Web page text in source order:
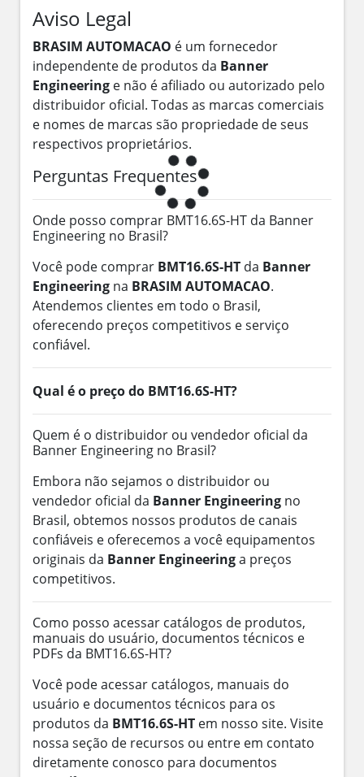
Aviso Legal
BRASIM AUTOMACAO é um fornecedor
independente de produtos da Banner
Engineering e não é afiliado ou autorizado pelo
distribuidor oficial. Todas as marcas comerciais
e nomes de marcas são propriedade de seus
respectivos proprietários.
Perguntas Frequentes
Onde posso comprar BMT16.6S-HT da Banner
Engineering no Brasil?
Você pode comprar BMT16.6S-HT da Banner
Engineering na BRASIM AUTOMACAO.
Atendemos clientes em todo o Brasil,
oferecendo preços competitivos e serviço
confiável.
Qual é o preço do BMT16.6S-HT?
Quem é o distribuidor ou vendedor oficial da
Banner Engineering no Brasil?
Embora não sejamos o distribuidor ou
vendedor oficial da Banner Engineering no
Brasil, obtemos nossos produtos de canais
confiáveis e oferecemos a você equipamentos
originais da Banner Engineeringa preços
competitivos.
Como posso acessar catálogos de produtos,
manuais do usuário, documentos técnicos e
PDFs da BMT16.6S-HT?
Você pode acessar catálogos, manuais do
usuário e documentos técnicos para os
produtos da BMT16.6S-HT em nosso site. Visite
nossa seção de recursos ou entre em contato
diretamente conosco para documentos